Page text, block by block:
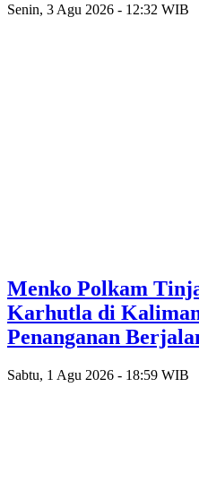
Senin, 3 Agu 2026 - 12:32 WIB
Menko Polkam
Karhutla di
Penanganan
Sabtu, 1 Agu 2026 - 18:59 WIB